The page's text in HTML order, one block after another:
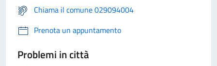
Chiama il comune 029094004
Prenota un appuntamento
Problemi in città